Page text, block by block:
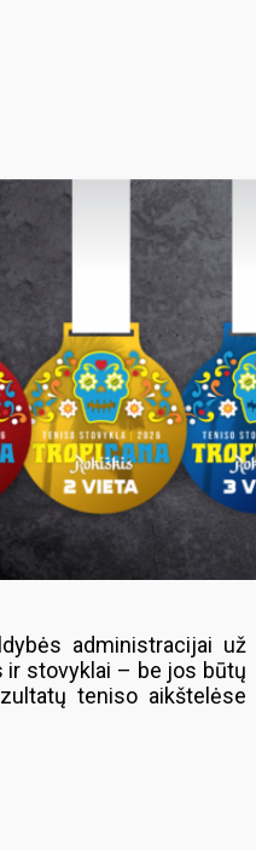
administracijai už
ir stovyklai – be jos būtų
teniso aikštelėse